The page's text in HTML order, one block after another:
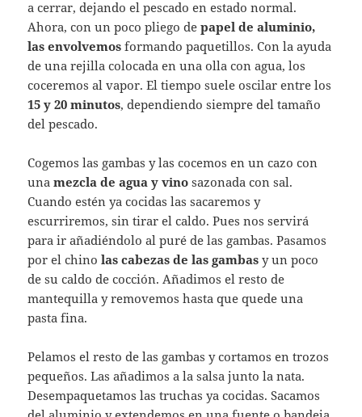
a cerrar, dejando el pescado en estado normal.
Ahora, con un poco pliego de papel de aluminio,
las envolvemos formando paquetillos. Con la ayuda
de una rejilla colocada en una olla con agua, los
coceremos al vapor. El tiempo suele oscilar entre los
15 y 20 minutos, dependiendo siempre del tamaño
del pescado.
Cogemos las gambas y las cocemos en un cazo con
una mezcla de agua y vinosazonada con sal.
Cuando estén ya cocidas las sacaremos y
escurriremos, sin tirar el caldo. Pues nos servirá
para ir añadiéndolo al puré de las gambas. Pasamos
por el chino las cabezas de las gambas y un poco
de su caldo de cocción. Añadimos el resto de
mantequilla y removemos hasta que quede una
pasta fina.
Pelamos el resto de las gambas y cortamos en trozos
pequeños. Las añadimos a la salsa junto la nata.
Desempaquetamos las truchas ya cocidas. Sacamos